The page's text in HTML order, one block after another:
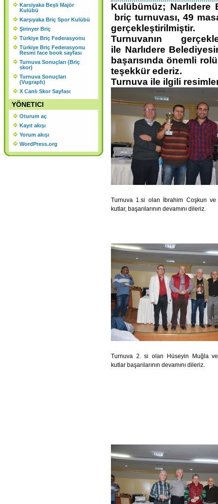
ŞU ŞEKİLDE OLUŞMUŞTUR.
Kulübümüz; Narlıdere
briç turnuvası, 49
gerçekleştirilmiştir.
Turnuvanın
ile Narlıdere
başarısında önemli
teşekkür ederiz.
Turnuva ile ilgili
Turnuva 1.si olan İbrahim Coşkun ve
kutlar, başarılarının devamını dileriz.
Turnuva 2. si olan Hüseyin Muğla ve
kutlar başarılarının devamını dileriz.
Karsiyaka Beşli Majör
Kulübü
Karşıyaka Briç Spor Kulübü
Şirinyer Briç
Türkiye Briç Federasyonu
Türkiye Briç Federasyonu
Resmi face book sayfası
Turnuva Sonuçları (Briç
skor)
Turnuva Sonuçları
(Vugraph)
X Canlı Skor Sayfası
YÖNETICI
Oturum aç
Kayıt akışı
Yorum akışı
WordPress.org